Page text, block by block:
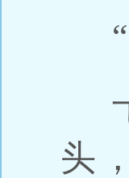
“
头